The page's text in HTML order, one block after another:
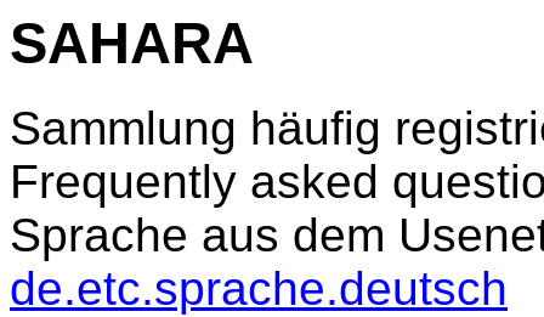
SAHARA
Sammlung häufig
Frequently asked
Sprache aus dem
de.etc.sprache.deutsch